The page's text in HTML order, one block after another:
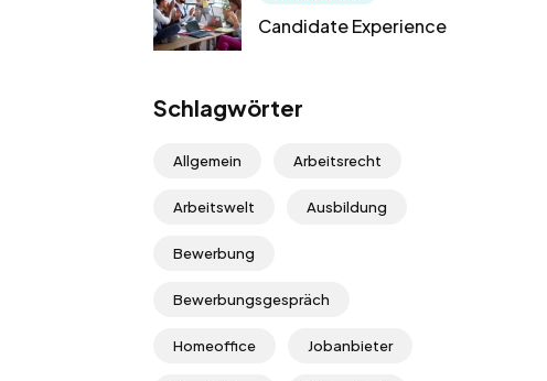
Candidate Experience
Schlagwörter
Allgemein Arbeitsrecht
Arbeitswelt Ausbildung
Bewerbung
Bewerbungsgespräch
Homeoffice Jobanbieter